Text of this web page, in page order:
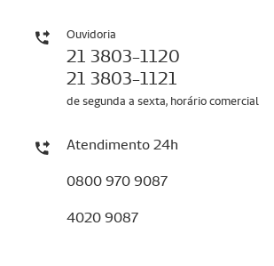
Ouvidoria
21 3803-1120
21 3803-1121
de segunda a sexta, horário comercial
Atendimento 24h
0800 970 9087
4020 9087